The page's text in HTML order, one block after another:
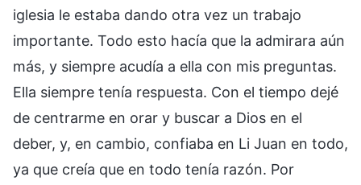
iglesia le estaba dando otra vez un trabajo
importante. Todo esto hacía que la admirara aún
más, y siempre acudía a ella con mis preguntas.
Ella siempre tenía respuesta. Con el tiempo dejé
de centrarme en orar y buscar a Dios en el
deber, y, en cambio, confiaba en Li Juan en todo,
ya que creía que en todo tenía razón. Por